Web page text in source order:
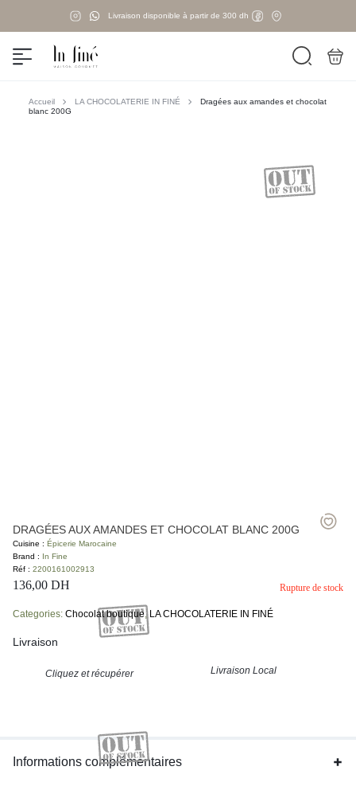
Livraison disponible à partir de 300 dh
Accueil LA CHOCOLATERIE IN FINÉ
Dragées aux amandes et chocolat
blanc 200G
DRAGÉES AUX AMANDES ET CHOCOLAT BLANC 200G
Cuisine : Épicerie Marocaine
Brand : In Fine
Réf : 2200161002913
136,00 DH Rupture de stock
Categories: Chocolat boutique, LA CHOCOLATERIE IN FINÉ
Livraison
Cliquez et récupérer Livraison Local
Informations complémentaires